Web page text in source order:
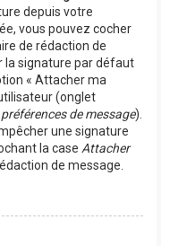
depuis votre
vous pouvez cocher
de rédaction de
la signature par défaut
« Attacher ma
(onglet
de message).
une signature
la case Attacher
de message.